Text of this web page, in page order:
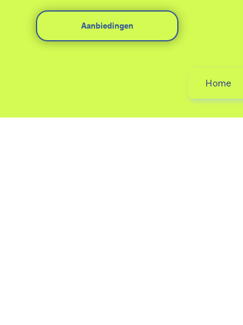
Home
Aanbiedingen